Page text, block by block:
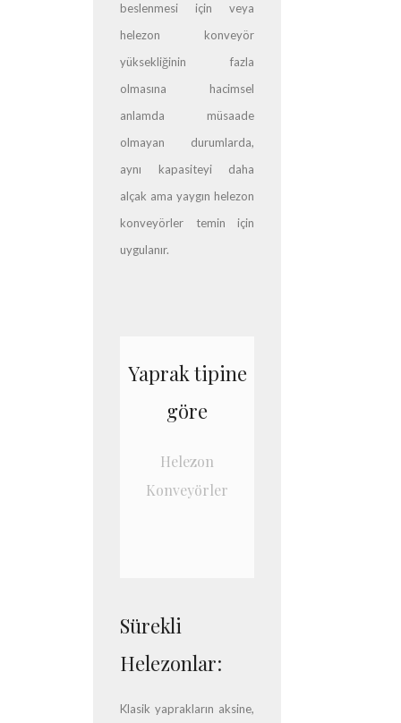
beslenmesi için veya
helezon konveyör
yüksekliğinin fazla
olmasına hacimsel
anlamda müsaade
olmayan durumlarda,
aynı kapasiteyi daha
alçak ama yaygın helezon
konveyörler temin için
uygulanır.
Yaprak tipine
göre
Helezon
Konveyörler
Sürekli
Helezonlar:
Klasik yaprakların aksine,